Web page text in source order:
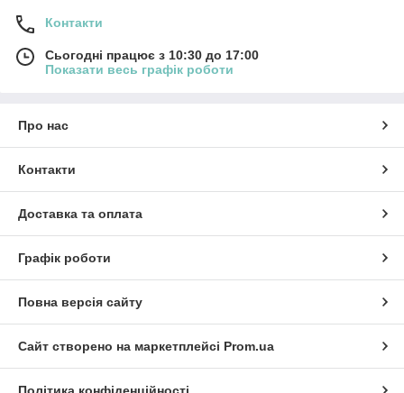
Контакти
Сьогодні працює з 10:30 до 17:00
Показати весь графік роботи
Про нас
Контакти
Доставка та оплата
Графік роботи
Повна версія сайту
Сайт створено на маркетплейсі Prom.ua